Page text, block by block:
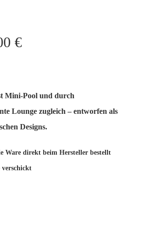
€Aktueller
Mini-Pool und durch
Lounge zugleich – entworfen als
Designs.
Ware direkt beim Hersteller bestellt